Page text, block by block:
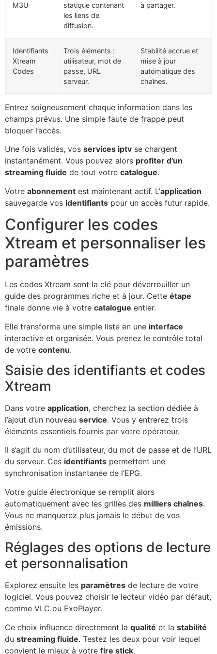
M3U
statique contenant
les liens de
diffusion.
à partager.
Identifiants
Xtream
Codes
Trois éléments :
utilisateur, mot de
passe, URL
serveur.
Stabilité accrue et
mise à jour
automatique des
chaînes.
Entrez soigneusement chaque information dans les
champs prévus. Une simple faute de frappe peut
bloquer l’accès.
Une fois validés, vos services iptv se chargent
instantanément. Vous pouvez alors profiter d’un
streaming fluide de tout votre catalogue.
Votre abonnement est maintenant actif. L’application
sauvegarde vos identifiants pour un accès futur rapide.
Configurer les codes
Xtream et personnaliser les
paramètres
Les codes Xtream sont la clé pour déverrouiller un
guide des programmes riche et à jour. Cette étape
finale donne vie à votre catalogue entier.
Elle transforme une simple liste en une interface
interactive et organisée. Vous prenez le contrôle total
de votre contenu.
Saisie des identifiants et codes
Xtream
Dans votre application, cherchez la section dédiée à
l’ajout d’un nouveau service. Vous y entrerez trois
éléments essentiels fournis par votre opérateur.
Il s’agit du nom d’utilisateur, du mot de passe et de l’URL
du serveur. Ces identifiants permettent une
synchronisation instantanée de l’EPG.
Votre guide électronique se remplit alors
automatiquement avec les grilles des milliers chaînes.
Vous ne manquerez plus jamais le début de vos
émissions.
Réglages des options de lecture
et personnalisation
Explorez ensuite les paramètres de lecture de votre
logiciel. Vous pouvez choisir le lecteur vidéo par défaut,
comme VLC ou ExoPlayer.
Ce choix influence directement la qualité et la stabilité
du streaming fluide. Testez les deux pour voir lequel
convient le mieux à votre fire stick.